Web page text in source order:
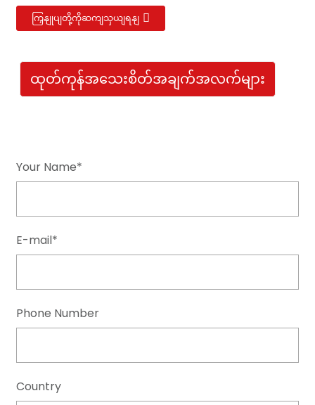
ကြှနျုပျတို့ကိုဆကျသှယျရနျ
ထုတ်ကုန်အသေးစိတ်အချက်အလက်များ
Your Name*
E-mail*
Phone Number
Country